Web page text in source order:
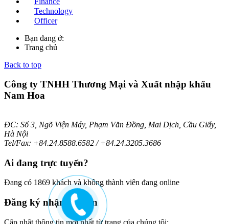
Technology
Officer
Bạn đang ở:
Trang chủ
Back to top
Công ty TNHH Thương Mại và Xuất nhập khẩu
Nam Hoa
ĐC: Số 3, Ngõ Viện Máy, Phạm Văn Đồng, Mai Dịch, Cầu Giấy,
Hà Nội
Tel/Fax: +84.24.8588.6582 / +84.24.3205.3686
Ai đang trực tuyến?
Đang có 1869 khách và không thành viên đang online
Đăng ký nhận bản tin
Cập nhật thông tin mới nhất từ trang của chúng tôi: